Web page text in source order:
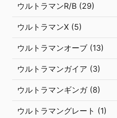
ウルトラマンR/B (29)
ウルトラマンX (5)
ウルトラマンオーブ (13)
ウルトラマンガイア (3)
ウルトラマンギンガ (8)
ウルトラマングレート (1)